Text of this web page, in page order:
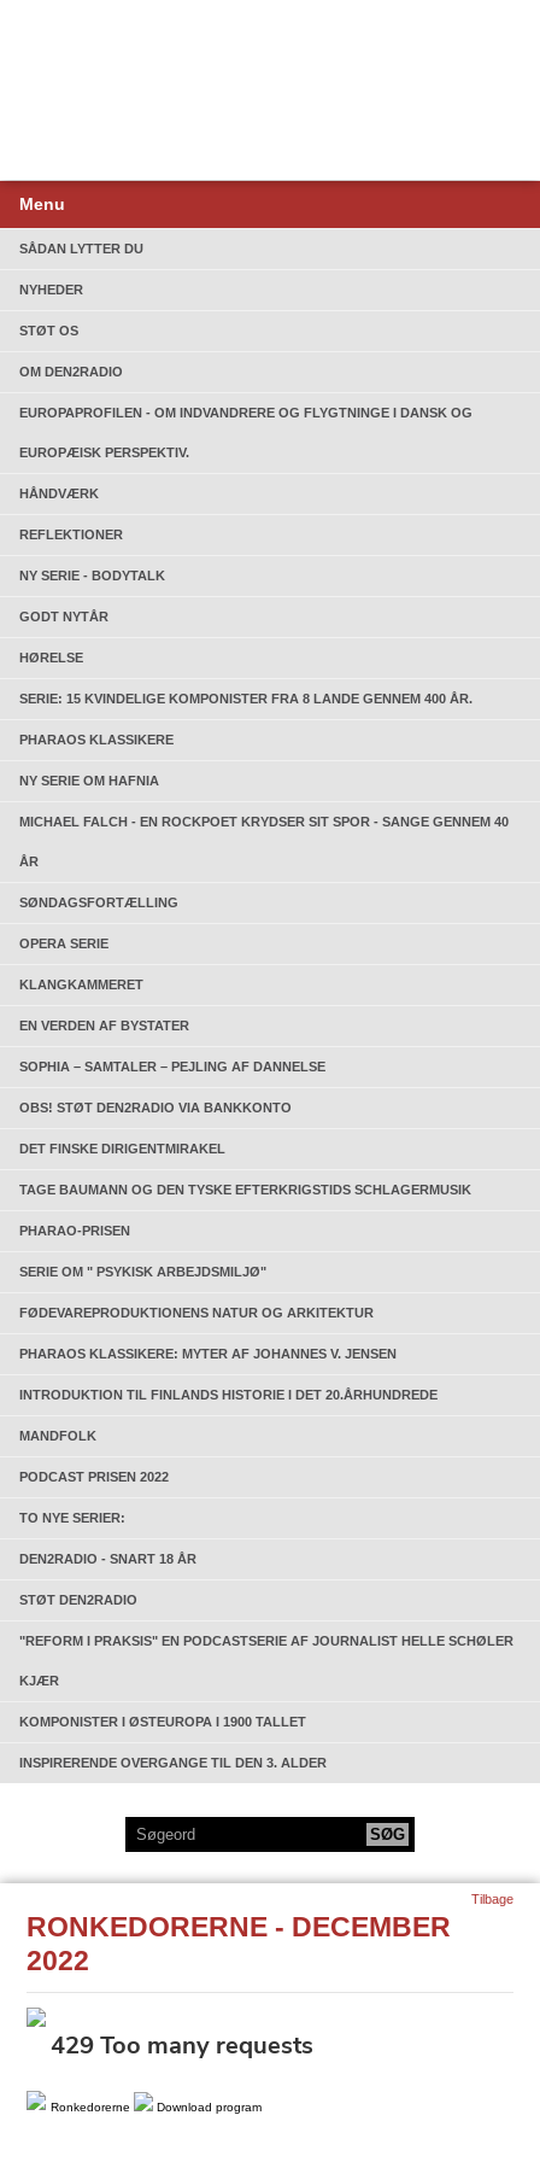
Menu
SÅDAN LYTTER DU
NYHEDER
STØT OS
OM DEN2RADIO
EUROPAPROFILEN - OM INDVANDRERE OG FLYGTNINGE I DANSK OG
EUROPÆISK PERSPEKTIV.
HÅNDVÆRK
REFLEKTIONER
NY SERIE - BODYTALK
GODT NYTÅR
HØRELSE
SERIE: 15 KVINDELIGE KOMPONISTER FRA 8 LANDE GENNEM 400 ÅR.
PHARAOS KLASSIKERE
NY SERIE OM HAFNIA
MICHAEL FALCH - EN ROCKPOET KRYDSER SIT SPOR - SANGE GENNEM 40
ÅR
SØNDAGSFORTÆLLING
OPERA SERIE
KLANGKAMMERET
EN VERDEN AF BYSTATER
SOPHIA – SAMTALER – PEJLING AF DANNELSE
OBS! STØT DEN2RADIO VIA BANKKONTO
DET FINSKE DIRIGENTMIRAKEL
TAGE BAUMANN OG DEN TYSKE EFTERKRIGSTIDS SCHLAGERMUSIK
PHARAO-PRISEN
SERIE OM " PSYKISK ARBEJDSMILJØ"
FØDEVAREPRODUKTIONENS NATUR OG ARKITEKTUR
PHARAOS KLASSIKERE: MYTER AF JOHANNES V. JENSEN
INTRODUKTION TIL FINLANDS HISTORIE I DET 20.ÅRHUNDREDE
MANDFOLK
PODCAST PRISEN 2022
TO NYE SERIER:
DEN2RADIO - SNART 18 ÅR
STØT DEN2RADIO
"REFORM I PRAKSIS" EN PODCASTSERIE AF JOURNALIST HELLE SCHØLER
KJÆR
KOMPONISTER I ØSTEUROPA I 1900 TALLET
INSPIRERENDE OVERGANGE TIL DEN 3. ALDER
RONKEDORERNE - DECEMBER
2022
Ronkedorerne Download program
Tilbage